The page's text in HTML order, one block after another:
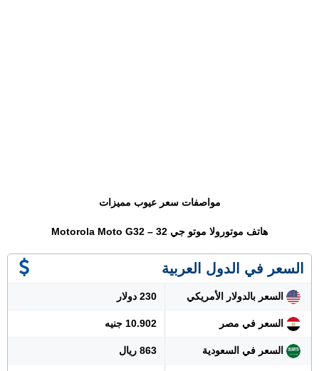
مواصفات سعر عيوب مميزات
هاتف موتورولا موتو جي 32 – Motorola Moto G32
السعر في الدول العربية
السعر بالدولار الأمريكي 230 دولار
السعر في مصر 10.902 جنيه
السعر في السعودية 863 ريال